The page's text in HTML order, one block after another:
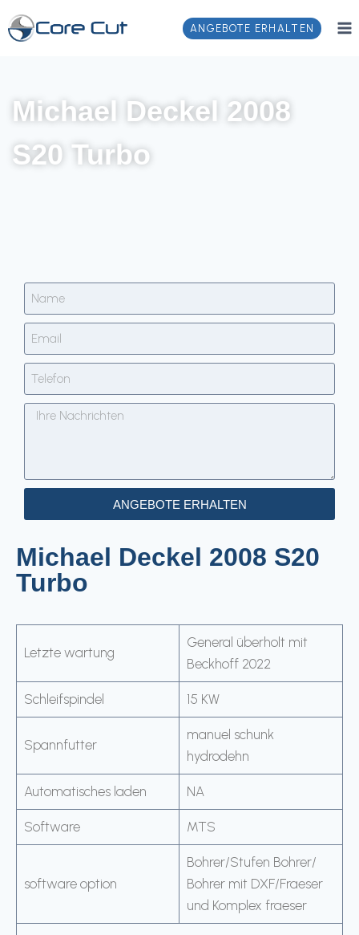
ANGEBOTE ERHALTEN
Michael Deckel 2008
S20 Turbo
ANGEBOTE ERHALTEN
Michael Deckel 2008 S20
Turbo
Letzte wartung
General überholt mit
Beckhoff 2022
Schleifspindel 15 KW
Spannfutter
manuel schunk
hydrodehn
Automatisches laden NA
Software MTS
software option
Bohrer/Stufen Bohrer/
Bohrer mit DXF/Fraeser
und Komplex fraeser